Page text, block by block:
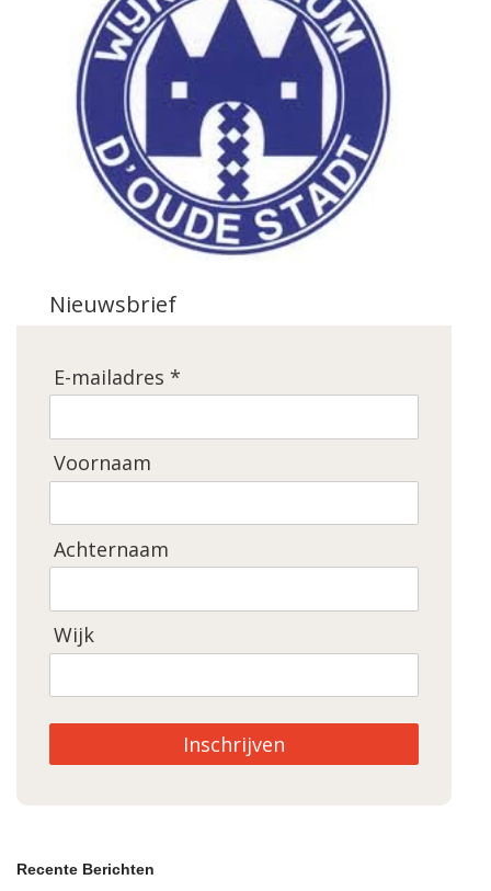
Nieuwsbrief
E-mailadres *
Voornaam
Achternaam
Wijk
Inschrijven
Recente Berichten